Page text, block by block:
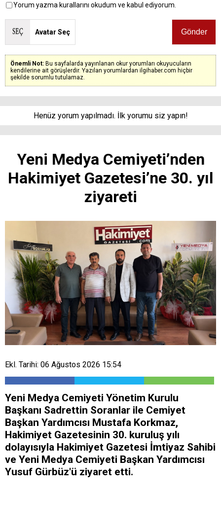
Yorum yazma kurallarını okudum ve kabul ediyorum.
Avatar Seç
Önemli Not: Bu sayfalarda yayınlanan okur yorumları okuyucuların
kendilerine ait görüşlerdir. Yazılan yorumlardan ilgihaber.com hiçbir
şekilde sorumlu tutulamaz.
Henüz yorum yapılmadı. İlk yorumu siz yapın!
Yeni Medya Cemiyeti’nden
Hakimiyet Gazetesi’ne 30. yıl
ziyareti
Ekl. Tarihi: 06 Ağustos 2026 15:54
Yeni Medya Cemiyeti Yönetim Kurulu
Başkanı Sadrettin Soranlar ile Cemiyet
Başkan Yardımcısı Mustafa Korkmaz,
Hakimiyet Gazetesinin 30. kuruluş yılı
dolayısıyla Hakimiyet Gazetesi İmtiyaz Sahibi
ve Yeni Medya Cemiyeti Başkan Yardımcısı
Yusuf Gürbüz'ü ziyaret etti.